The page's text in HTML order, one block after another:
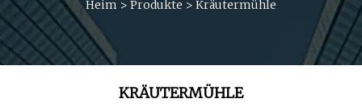
Heim > Produkte > Kräutermühle
KRÄUTERMÜHLE